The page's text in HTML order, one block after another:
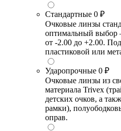
Стандартные 0 ₽
Очковые линзы
оптимальный выбор
от -2.00 до +2.00.
пластиковой или
Ударопрочные 0 ₽
Очковые линзы из
материала Trivex
детских очков, а
рамки),
оправ.